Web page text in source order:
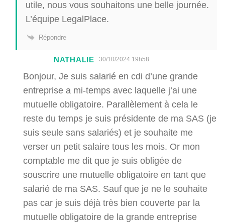
utile, nous vous souhaitons une belle journée.
L’équipe LegalPlace.
Répondre
NATHALIE 30/10/2024 19h58
Bonjour, Je suis salarié en cdi d’une grande
entreprise a mi-temps avec laquelle j’ai une
mutuelle obligatoire. Parallèlement à cela le
reste du temps je suis présidente de ma SAS (je
suis seule sans salariés) et je souhaite me
verser un petit salaire tous les mois. Or mon
comptable me dit que je suis obligée de
souscrire une mutuelle obligatoire en tant que
salarié de ma SAS. Sauf que je ne le souhaite
pas car je suis déjà très bien couverte par la
mutuelle obligatoire de la grande entreprise